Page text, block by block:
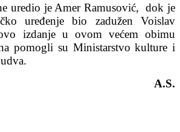
uredio je Amer Ramusović, dok je
uređenje bio zadužen Voislav
izdanje u ovom većem obimu
pomogli su Ministarstvo kulture i
A.S.